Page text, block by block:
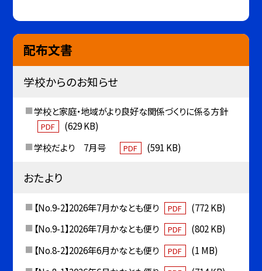
配布文書
学校からのお知らせ
学校と家庭・地域がより良好な関係づくりに係る方針
PDF
(629 KB)
学校だより 7月号
PDF (591 KB)
おたより
【No.9-2】2026年7月かなとも便り PDF
(772 KB)
【No.9-1】2026年7月かなとも便り
PDF
(802 KB)
【No.8-2】2026年6月かなとも便り
PDF
(1 MB)